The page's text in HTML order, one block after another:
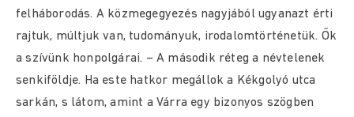
felháborodás. A közmegegyezés nagyjából ugyanazt érti
rajtuk, múltjuk van, tudományuk, irodalomtörténetük. Ők
a szívünk honpolgárai. – A második réteg a névtelenek
senkiföldje. Ha este hatkor megállok a Kékgolyó utca
sarkán, s látom, amint a Várra egy bizonyos szögben